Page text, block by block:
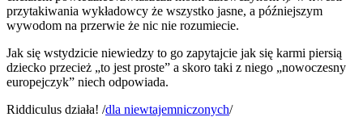
przytakiwania wykładowcy że wszystko jasne, a późniejszym
wywodom na przerwie że nic nie rozumiecie.
Jak się wstydzicie niewiedzy to go zapytajcie jak się karmi piersią
dziecko przecież „to jest proste” a skoro taki z niego „nowoczesny
europejczyk” niech odpowiada.
Riddiculus działa! /dla niewtajemniczonych/